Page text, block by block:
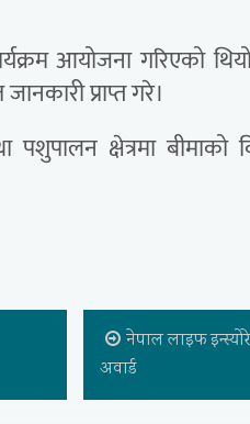
आयोजना गरिएको
प्राप्त गरे।
क्षेत्रमा बीमाको
नेपाल लाइफ
अवार्ड